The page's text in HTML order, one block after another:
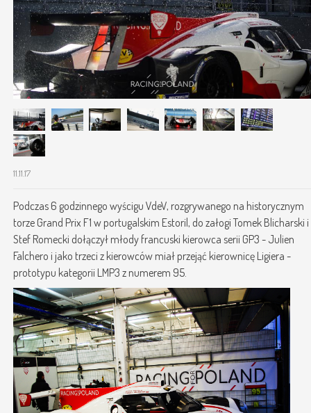
11.11.17
Podczas 6 godzinnego wyścigu VdeV, rozgrywanego na historycznym
torze Grand Prix F1 w portugalskim Estoril, do załogi Tomek Blicharski i
Stef Romecki dołączył młody francuski kierowca serii GP3 - Julien
Falchero i jako trzeci z kierowców miał przejąć kierownicę Ligiera -
prototypu kategorii LMP3 z numerem 95.